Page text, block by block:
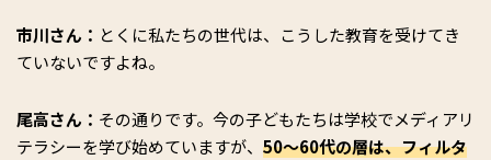
市川さん： とくに私たちの世代は、こうした教育を受けてき
ていないですよね。
尾高さん： その通りです。今の子どもたちは学校でメディアリ
テラシーを学び始めていますが、 50～60代の層は、フィルタ